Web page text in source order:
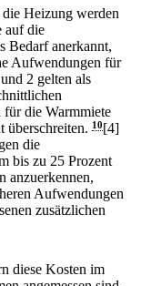
Heizung werden
auf die
Bedarf anerkannt,
Aufwendungen für
2 gelten als
für die Warmmiete
überschreiten. 10[4]
die
bis zu 25 Prozent
anzuerkennen,
Aufwendungen
zusätzlichen
diese Kosten im